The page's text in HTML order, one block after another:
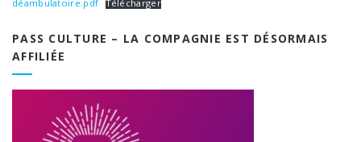
déambulatoire.pdf Télécharger
PASS CULTURE – LA COMPAGNIE EST DÉSORMAIS
AFFILIÉE